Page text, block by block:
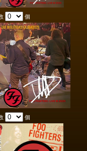
個
個